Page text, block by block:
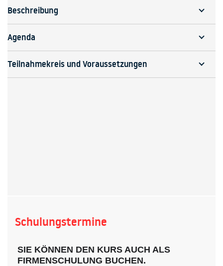
Beschreibung
Agenda
Teilnahmekreis und Voraussetzungen
Schulungstermine
SIE KÖNNEN DEN KURS AUCH ALS
FIRMENSCHULUNG BUCHEN.